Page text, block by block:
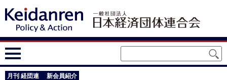
月刊 経団連 新会員紹介